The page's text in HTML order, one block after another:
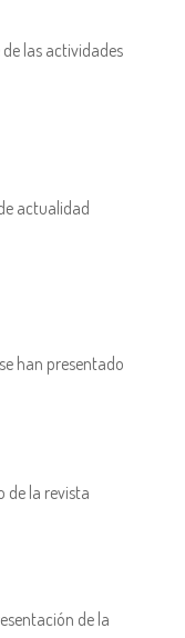
las actividades
actualidad
han presentado
de la revista
de la